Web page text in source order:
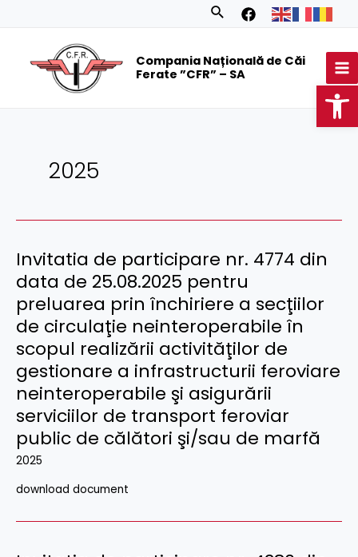
Search
Compania Națională de Căi
Ferate ”CFR” – SA
2025
Invitatia de participare nr. 4774 din
data de 25.08.2025 pentru
preluarea prin închiriere a secţiilor
de circulaţie neinteroperabile în
scopul realizării activităţilor de
gestionare a infrastructurii feroviare
neinteroperabile şi asigurării
serviciilor de transport feroviar
public de călători şi/sau de marfă
2025
download document